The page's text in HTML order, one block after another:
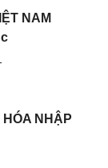
NAM
NHẬP